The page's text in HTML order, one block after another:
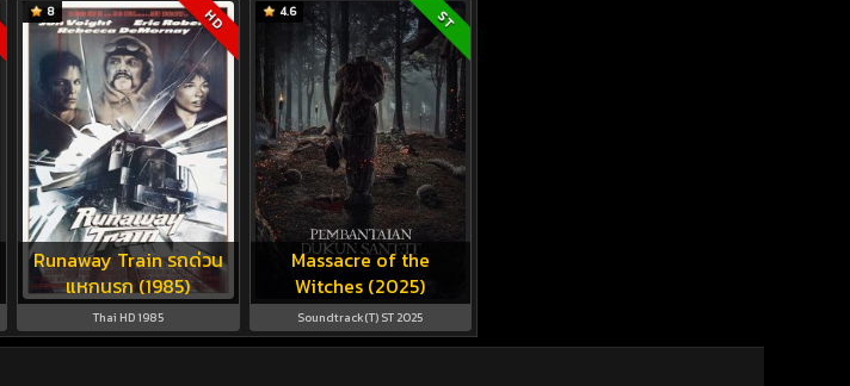
Runaway Train รถด่วน
แหกนรก (1985)
8 HD
Thai HD 1985
Massacre of the
Witches (2025)
4.6 ST
Soundtrack(T) ST 2025